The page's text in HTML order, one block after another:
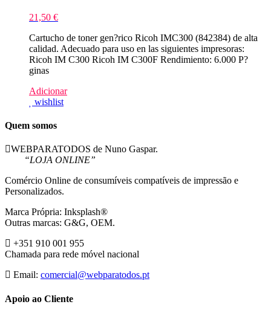
21,50 €
Cartucho de toner gen?rico Ricoh IMC300 (842384) de alta
calidad. Adecuado para uso en las siguientes impresoras:
Ricoh IM C300 Ricoh IM C300F Rendimiento: 6.000 P?
ginas
Adicionar
wishlist
Quem somos
WEBPARATODOS de Nuno Gaspar.
“LOJA ONLINE”
Comércio Online de consumíveis compatíveis de impressão e
Personalizados.
Marca Própria: Inksplash®
Outras marcas: G&G, OEM.
+351 910 001 955
Chamada para rede móvel nacional
Email: comercial@webparatodos.pt
Apoio ao Cliente